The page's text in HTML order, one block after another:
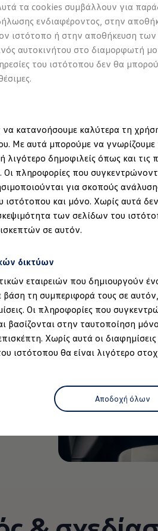
τα cookies συμβάλλουν για
ενδιαφέροντος, στην
ιστότοπο ή στην αποθήκευση
αυτοκινήτου στο διαμορφωτή
του ιστότοπου δεν θα
κατανοήσουμε καλύτερα τη
Με αυτά μπορούμε να γνωρίζουμε
λιγότερο δημοφιλείς όπως και τις
πληροφορίες που
για σκοπούς
ιστότοπου και μόνο. Χωρίς αυτά
των σελίδων του
σε αυτόν.
δικτύων
εταιρειών που δημιουργούν
βάση τη συμπεριφορά τους σε
Οι πληροφορίες που
βασίζονται στην ταυτοποίηση
Χωρίς αυτά οι
ιστότοπου θα είναι λιγότερο
Αποδοχή όλων
Ο δυναμικός
σχεδιαστική γλώσσα
γραμμές, ήρεμες
προσδίδουν μια
εμπρός και πίσω,
IQ.LIGHT – LED matrix
χαρακτηριστική